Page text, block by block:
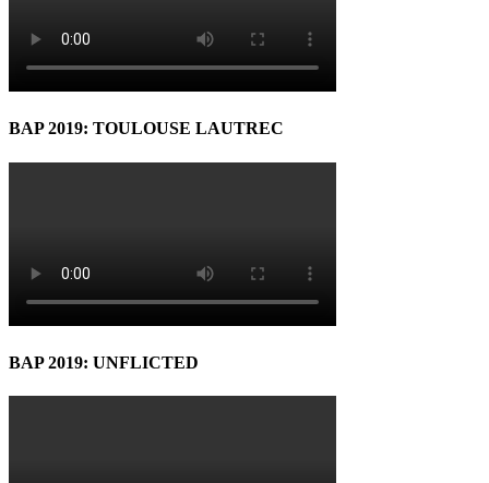
BAP 2019: TOULOUSE LAUTREC
BAP 2019: UNFLICTED